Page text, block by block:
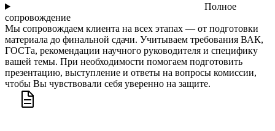
Полное
сопровождение
Мы сопровождаем клиента на всех этапах — от подготовки
материала до финальной сдачи. Учитываем требования ВАК,
ГОСТа, рекомендации научного руководителя и специфику
вашей темы. При необходимости помогаем подготовить
презентацию, выступление и ответы на вопросы комиссии,
чтобы Вы чувствовали себя уверенно на защите.